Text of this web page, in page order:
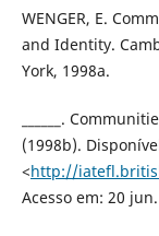
WENGER, E.
and Identity.
York, 1998a.
______.
(1998b).
<http://
Acesso em: 20